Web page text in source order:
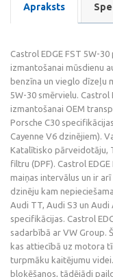
Apraksts
Castrol EDGE FST 5W-
izmantošanai mūsdienu
benzīna un vieglo dīzeļu
5W-30 smērvielu. Castrol
izmantošanai OEM
Porsche C30
Cayenne V6 dzinējiem).
Katalītisko pārveidotāju,
filtru (DPF). Castrol
maiņas intervālus un ir
dzinēju kam
Audi TT, Audi S3 un Audi
specifikācijas. Castrol
sadarbībā ar VW Group.
kas attiecībā uz motora
turpmāku kaitējumu
bloķēšanos, tādējādi